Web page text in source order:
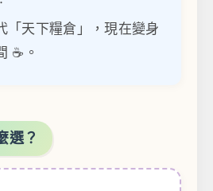
「天下糧倉」，現在變身
☕️。
選？